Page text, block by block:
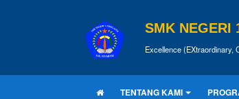
SMK NEGERI
Excellence (EXtraordinary,
TENTANG KAMI